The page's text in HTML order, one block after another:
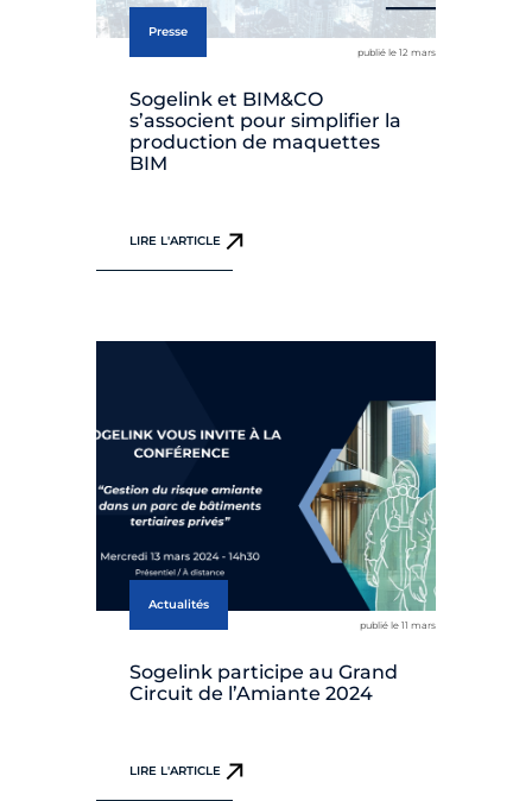
Presse
publié le 12 mars
Sogelink et BIM&CO
s’associent pour simplifier la
production de maquettes
BIM
LIRE L'ARTICLE
Actualités
publié le 11 mars
Sogelink participe au Grand
Circuit de l’Amiante 2024
LIRE L'ARTICLE